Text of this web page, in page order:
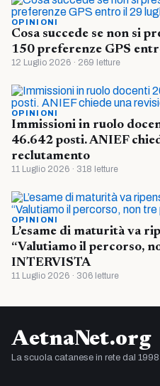
OPINIONI
Cosa succede se non si
150 preferenze GPS
12 Luglio 2026 · 269 letture
OPINIONI
Immissioni in ruolo
46.642 posti. ANIEF
reclutamento
11 Luglio 2026 · 318 letture
OPINIONI
L’esame di maturità va
“Valutiamo il percorso,
INTERVISTA
11 Luglio 2026 · 306 letture
AetnaNet.org
La scuola catanese in rete dal 1998